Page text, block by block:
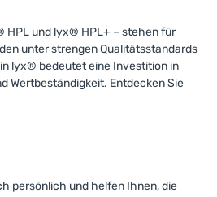
HPL und lyx® HPL+ – stehen für
unter strengen Qualitätsstandards
lyx® bedeutet eine Investition in
Wertbeständigkeit. Entdecken Sie
persönlich und helfen Ihnen, die